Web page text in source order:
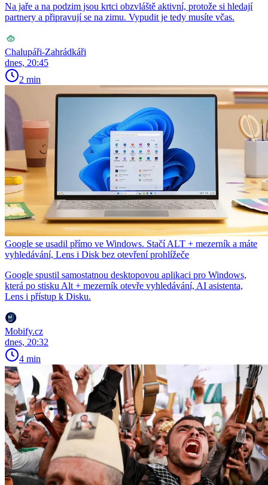
Na jaře a na podzim jsou krtci obzvláště aktivní, protože si hledají
partnery a připravují se na zimu. Vypudit je tedy musíte včas.
Chalupáři-Zahrádkáři
dnes, 20:45
2 min
Google se usadil přímo ve Windows. Stačí ALT + mezerník a máte
vyhledávání, Lens i Disk bez otevření prohlížeče
Google spustil samostatnou desktopovou aplikaci pro Windows,
která po stisku Alt + mezerník otevře vyhledávání, AI asistenta,
Lens i přístup k Disku.
Mobify.cz
dnes, 20:32
4 min